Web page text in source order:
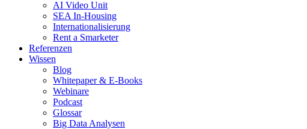
AI Video Unit
SEA In-Housing
Internationalisierung
Rent a Smarketer
Referenzen
Wissen
Blog
Whitepaper & E-Books
Webinare
Podcast
Glossar
Big Data Analysen